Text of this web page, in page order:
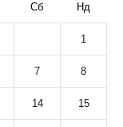
Сб Нд
1
7 8
14 15